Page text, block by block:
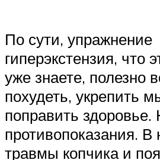
По сути, упражнение
гиперэкстензия, что
уже знаете, полезно
похудеть, укрепить
поправить здоровье.
противопоказания. В
травмы копчика и